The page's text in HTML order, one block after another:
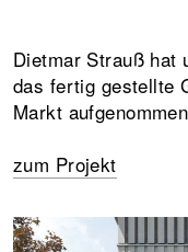
Dietmar Strauß hat
das fertig gestellte
Markt
zum Projekt